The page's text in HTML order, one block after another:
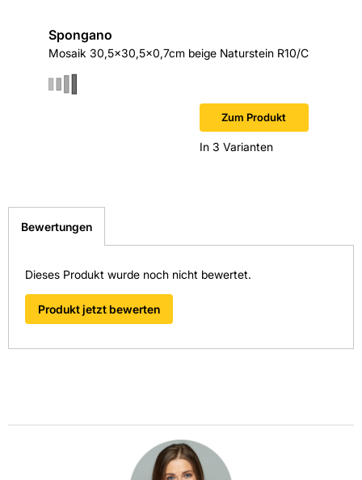
Verwendung Boden: Ja
Spongano
Mosaik 30,5x30,5x0,7cm beige Naturstein R10/C
Zum Produkt
In 3 Varianten
Bewertungen
Dieses Produkt wurde noch nicht bewertet.
Produkt jetzt bewerten